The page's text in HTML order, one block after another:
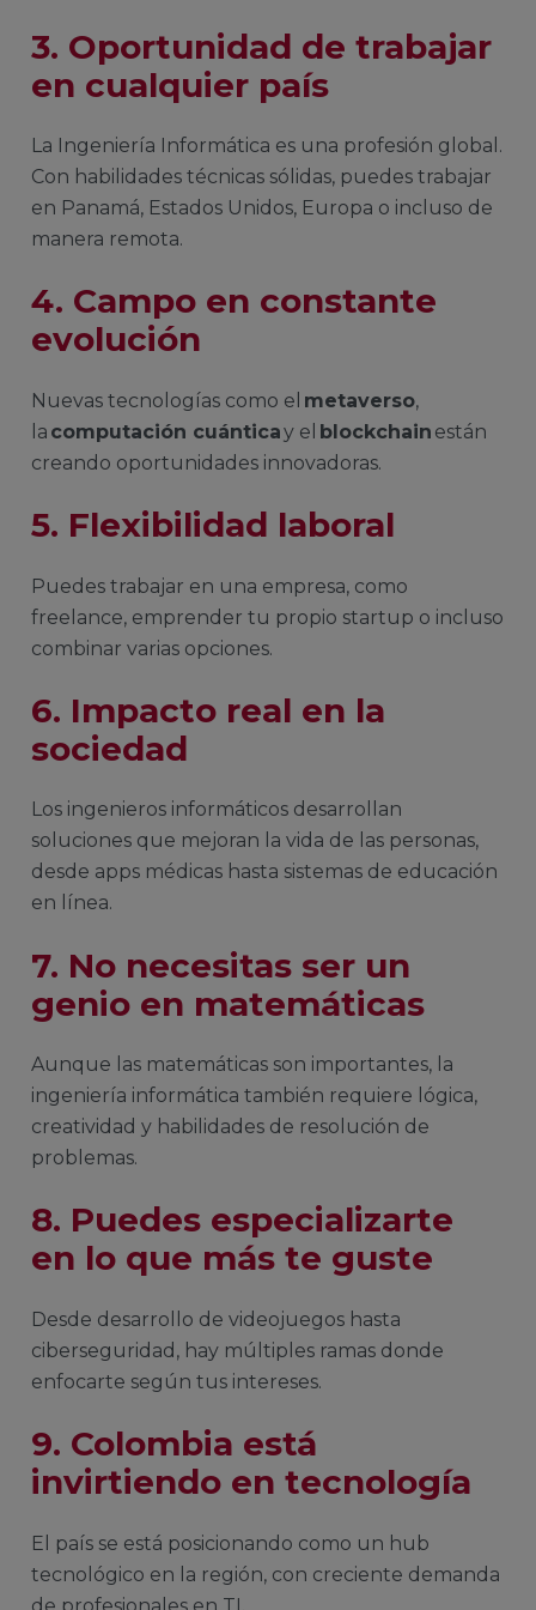
3. Oportunidad de trabajar
en cualquier país
La Ingeniería Informática es una profesión global.
Con habilidades técnicas sólidas, puedes trabajar
en Panamá, Estados Unidos, Europa o incluso de
manera remota.
4. Campo en constante
evolución
Nuevas tecnologías como el metaverso,
la computación cuánticay el blockchain están
creando oportunidades innovadoras.
5. Flexibilidad laboral
Puedes trabajar en una empresa, como
freelance, emprender tu propio startup o incluso
combinar varias opciones.
6. Impacto real en la
sociedad
Los ingenieros informáticos desarrollan
soluciones que mejoran la vida de las personas,
desde apps médicas hasta sistemas de educación
en línea.
7. No necesitas ser un
genio en matemáticas
Aunque las matemáticas son importantes, la
ingeniería informática también requiere lógica,
creatividad y habilidades de resolución de
problemas.
8. Puedes especializarte
en lo que más te guste
Desde desarrollo de videojuegos hasta
ciberseguridad, hay múltiples ramas donde
enfocarte según tus intereses.
9. Colombia está
invirtiendo en tecnología
El país se está posicionando como un hub
tecnológico en la región, con creciente demanda
de profesionales en TI.